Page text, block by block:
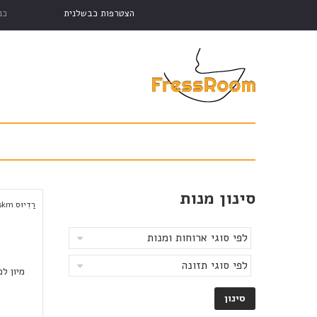
הצטרפות כבשלנית
רַדִיוּס km
מיון
סינון מנות